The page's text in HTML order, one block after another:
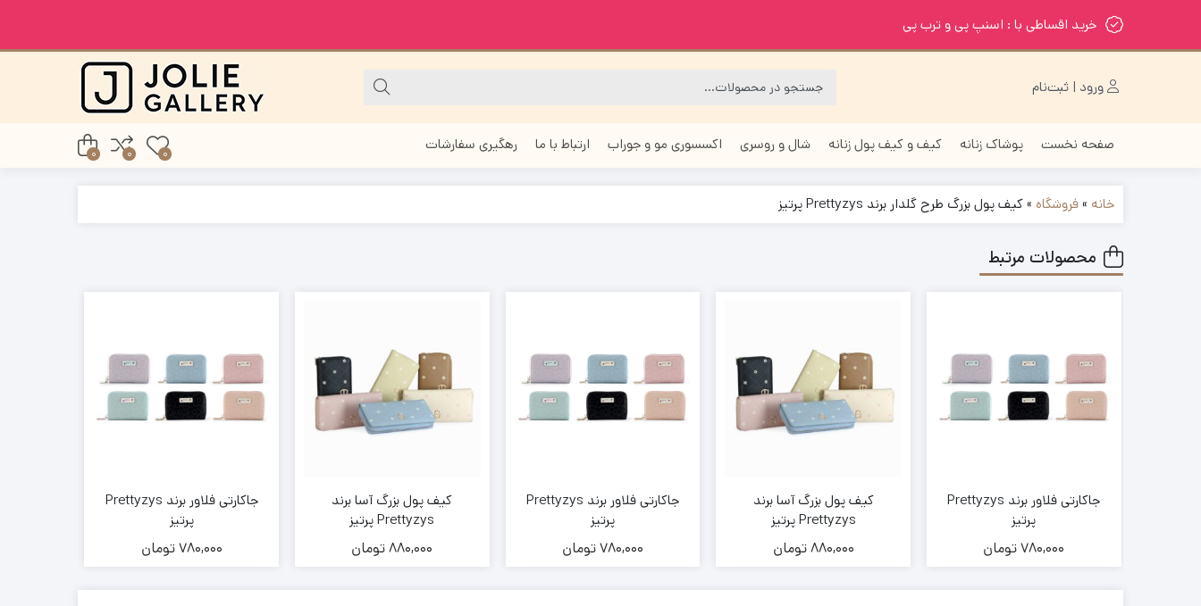
خرید اقساطی با : اسنپ پی و ترب پی
ورود | ثبت‌نام
صفحه نخست پوشاک زنانه کیف و کیف پول زنانه شال و روسری اکسسوری مو و جوراب ارتباط با ما رهگیری سفارشات
0
0
0
خانه »فروشگاه »کیف پول بزرگ طرح گلدار برند Prettyzys پرتیز
محصولات مرتبط
جاکارتی فلاور برند Prettyzys
پرتیز
780,000تومان
کیف پول بزرگ آسا برند
Prettyzys پرتیز
880,000تومان
جاکارتی فلاور برند Prettyzys
پرتیز
780,000تومان
کیف پول بزرگ آسا برند
Prettyzys پرتیز
880,000تومان
جاکارتی فلاور برند Prettyzys
پرتیز
780,000تومان